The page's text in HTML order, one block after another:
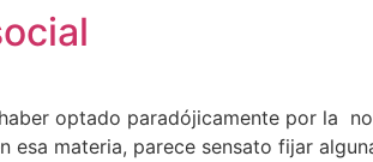
optado paradójicamente por la
materia, parece sensato fijar